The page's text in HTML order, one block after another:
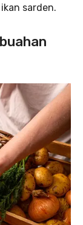
sarden.